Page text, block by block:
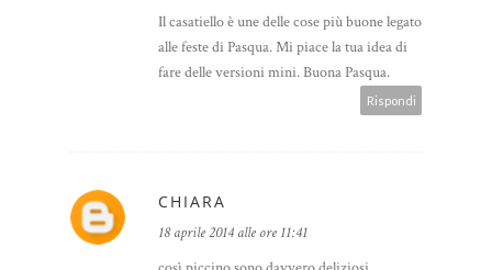
Il casatiello è une delle cose più buone legato
alle feste di Pasqua. Mi piace la tua idea di
fare delle versioni mini. Buona Pasqua.
Rispondi
CHIARA
18 aprile 2014 alle ore 11:41